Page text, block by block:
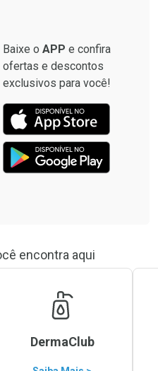
Baixe o APP e confira
ofertas e descontos
exclusivos para você!
encontra aqui
DermaClub